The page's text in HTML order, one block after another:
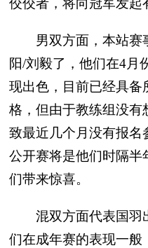
佼佼者，将向冠军发起
男双方面，本站赛
阳/刘毅了，他们在4月
现出色，目前已经具备
格，但由于教练组没有
致最近几个月没有报名
公开赛将是他们时隔半
们带来惊喜。
混双方面代表国羽
们在成年赛的表现一般